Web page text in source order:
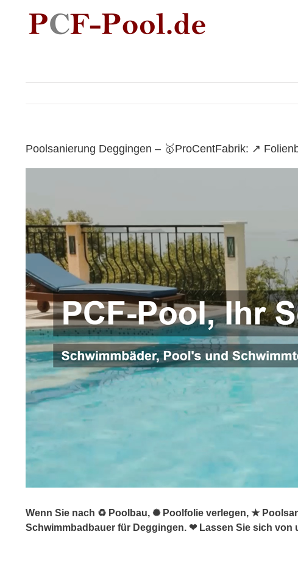
content
Poolsanierung Deggingen – 🥇ProCentFabrik: ↗️
Wenn Sie nach ♻ Poolbau, ✺ Poolfolie verlegen, ★
Schwimmbadbauer für Deggingen. ❤ Lassen Sie sich